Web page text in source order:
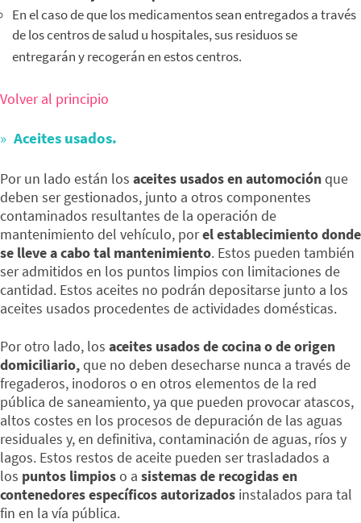
En el caso de que los medicamentos sean entregados a través
de los centros de salud u hospitales, sus residuos se
entregarán y recogerán en estos centros.
Volver al principio
Aceites usados.
Por un lado están los aceites usados en automociónque
deben ser gestionados, junto a otros componentes
contaminados resultantes de la operación de
mantenimiento del vehículo, porel establecimiento donde
se lleve a cabo tal mantenimiento. Estos pueden también
ser admitidos en los puntos limpios con limitaciones de
cantidad. Estos aceites no podrán depositarse junto a los
aceites usados procedentes de actividades domésticas.
Por otro lado, los aceites usados de cocina o de origen
domiciliario,que no deben desecharse nunca a través de
fregaderos, inodoros o en otros elementos de la red
pública de saneamiento, ya que pueden provocar atascos,
altos costes en los procesos de depuración de las aguas
residuales y, en definitiva, contaminación de aguas, ríos y
lagos. Estos restos de aceite pueden ser trasladados a
los puntos limpioso a sistemas de recogidas en
contenedores específicos autorizados instalados para tal
fin en la vía pública.